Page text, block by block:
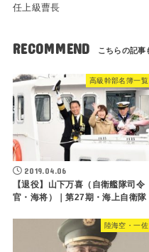
任上級曹長
RECOMMEND
高級幹部名簿一覧
2019.04.06
【退役】山下万喜（自衛艦隊司令
官・海将）｜第27期・海上自衛隊
陸海空・一佐